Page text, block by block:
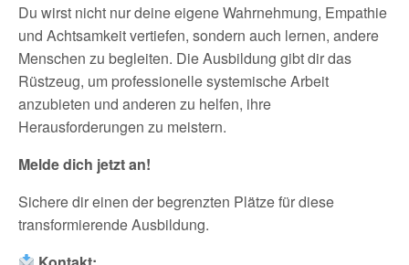
Du wirst nicht nur deine eigene Wahrnehmung, Empathie
und Achtsamkeit vertiefen, sondern auch lernen, andere
Menschen zu begleiten. Die Ausbildung gibt dir das
Rüstzeug, um professionelle systemische Arbeit
anzubieten und anderen zu helfen, ihre
Herausforderungen zu meistern.
Melde dich jetzt an!
Sichere dir einen der begrenzten Plätze für diese
transformierende Ausbildung.